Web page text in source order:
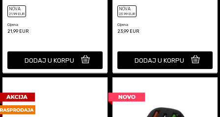
NOVA
21,99 EUR
Cijena
21,99 EUR
DODAJ U KORPU
NOVA
23,99 EUR
Cijena
23,99 EUR
DODAJ U KORPU